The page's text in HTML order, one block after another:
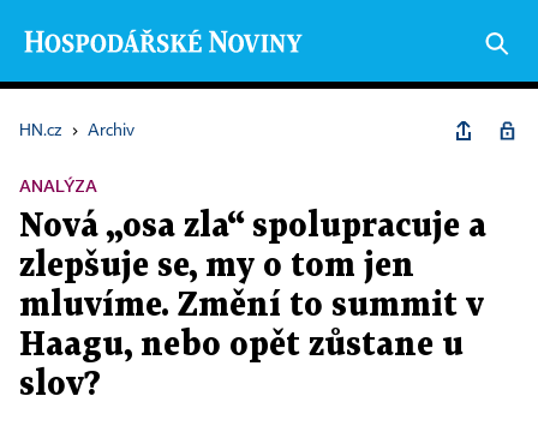
HN.cz › Archiv
ANALÝZA
Nová „osa zla“ spolupracuje a
zlepšuje se, my o tom jen
mluvíme. Změní to summit v
Haagu, nebo opět zůstane u
slov?